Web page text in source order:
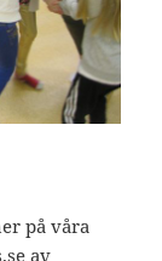
på våra
av